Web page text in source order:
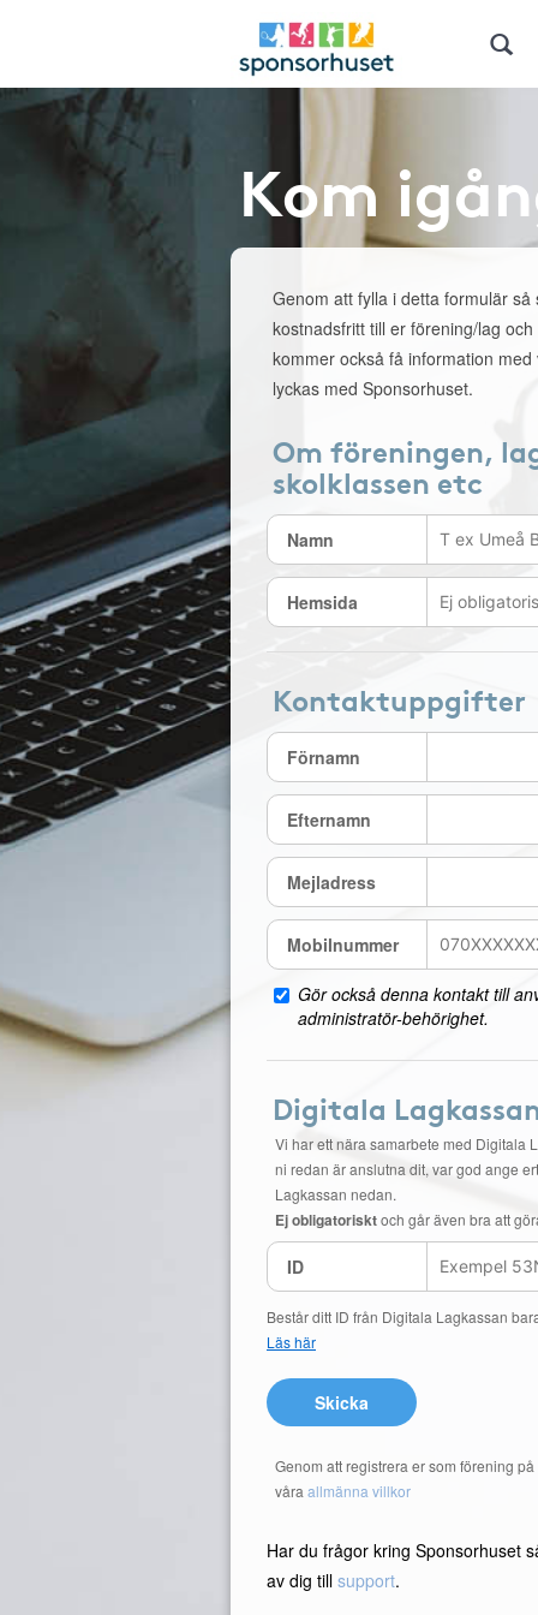
Kom
Genom att fylla i detta formulär så
kostnadsfritt till er förening/lag
kommer också få information
lyckas med Sponsorhuset.
Om föreningen,
skolklassen etc
Namn
Hemsida
Kontaktuppgifter
Förnamn
Efternamn
Mejladress
Mobilnummer
Gör också denna kontakt till
administratör-behörighet.
Digitala
Vi har ett nära samarbete med Digitala
ni redan är anslutna dit, var god ange
Lagkassan nedan.
Ej obligatorisktoch går även bra att
ID
Består ditt ID från Digitala Lagkassan
Läs här
Skicka
Genom att registrera er som förening
våra allmänna villkor
Har du frågor kring Sponsorhuset
av dig till support.